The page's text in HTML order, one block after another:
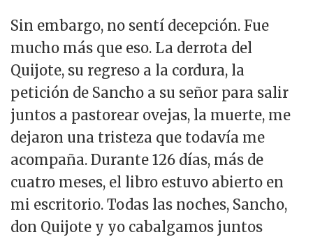
Sin embargo, no sentí decepción. Fue
mucho más que eso. La derrota del
Quijote, su regreso a la cordura, la
petición de Sancho a su señor para salir
juntos a pastorear ovejas, la muerte, me
dejaron una tristeza que todavía me
acompaña. Durante 126 días, más de
cuatro meses, el libro estuvo abierto en
mi escritorio. Todas las noches, Sancho,
don Quijote y yo cabalgamos juntos